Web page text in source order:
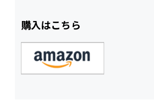
購入はこちら